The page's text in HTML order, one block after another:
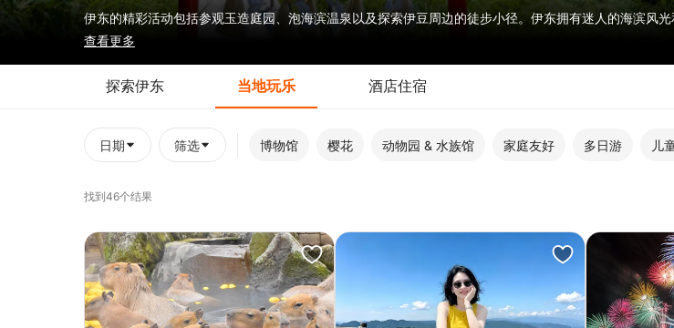
伊东的精彩活动包括参观玉造庭园、泡海滨温泉以及探索伊豆周边的徒步小径。伊东拥有迷人的海滨风
查看更多
探索伊东 当地玩乐 酒店住宿
日期 筛选 博物馆 樱花 动物园 & 水族馆 家庭友好 多日游 儿
找到46个结果